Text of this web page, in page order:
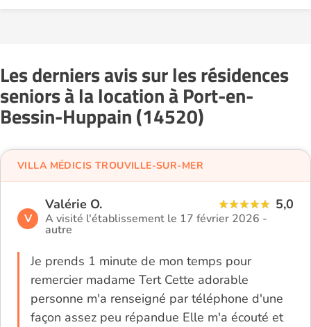
Les derniers avis sur les résidences
seniors à la location à Port-en-
Bessin-Huppain (14520)
V
Valérie O. 5,0
A visité l'établissement le 17 février 2026 -
autre
Je prends 1 minute de mon temps pour
remercier madame Tert Cette adorable
personne m'a renseigné par téléphone d'une
façon assez peu répandue Elle m'a écouté et
VILLA MÉDICIS TROUVILLE-SUR-MER